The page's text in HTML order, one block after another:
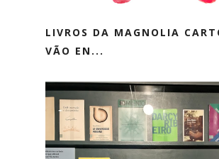
LIVROS DA MAGNOLIA
VÃO EN...